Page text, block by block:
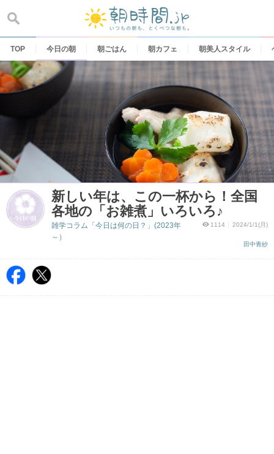
content
TOP 今日の朝 朝ごはん 朝カフェ 朝美人スタイル
新しい年は、この一杯から！全国
各地の「お雑煮」いろいろ♪
1114 2024/1/1(月)
田中青紗
雑学コラム「今日は何の日？」(2023年
～）